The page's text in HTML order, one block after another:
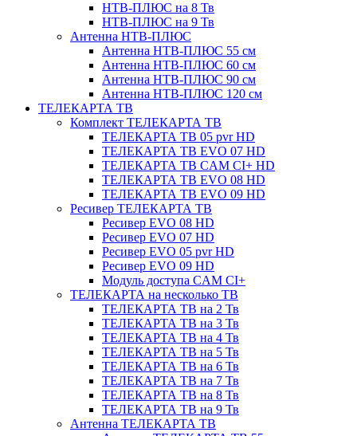
НТВ-ПЛЮС на 8 Тв
НТВ-ПЛЮС на 9 Тв
Антенна НТВ-ПЛЮС
Антенна НТВ-ПЛЮС 55 см
Антенна НТВ-ПЛЮС 60 см
Антенна НТВ-ПЛЮС 90 см
Антенна НТВ-ПЛЮС 120 см
ТЕЛЕКАРТА ТВ
Комплект ТЕЛЕКАРТА ТВ
ТЕЛЕКАРТА ТВ 05 pvr HD
ТЕЛЕКАРТА ТВ EVO 07 HD
ТЕЛЕКАРТА ТВ CAM CI+ HD
ТЕЛЕКАРТА ТВ EVO 08 HD
ТЕЛЕКАРТА ТВ EVO 09 HD
Ресивер ТЕЛЕКАРТА ТВ
Ресивер EVO 08 HD
Ресивер EVO 07 HD
Ресивер EVO 05 pvr HD
Ресивер EVO 09 HD
Модуль доступа CAM CI+
ТЕЛЕКАРТА на несколько ТВ
ТЕЛЕКАРТА ТВ на 2 Тв
ТЕЛЕКАРТА ТВ на 3 Тв
ТЕЛЕКАРТА ТВ на 4 Тв
ТЕЛЕКАРТА ТВ на 5 Тв
ТЕЛЕКАРТА ТВ на 6 Тв
ТЕЛЕКАРТА ТВ на 7 Тв
ТЕЛЕКАРТА ТВ на 8 Тв
ТЕЛЕКАРТА ТВ на 9 Тв
Антенна ТЕЛЕКАРТА ТВ